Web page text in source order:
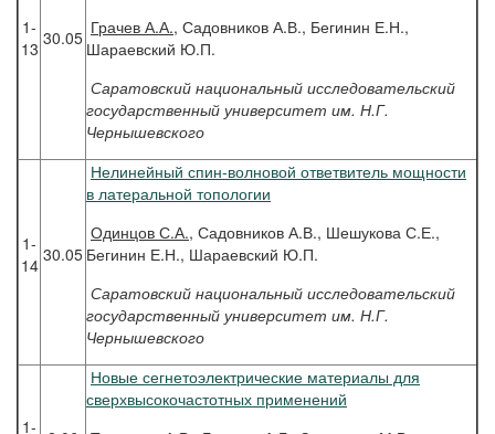
1-
13 30.05 Грачев А.А., Садовников А.В., Бегинин Е.Н.,
Шараевский Ю.П.
Саратовский национальный исследовательский
государственный университет им. Н.Г.
Чернышевского
1-
14 30.05
Нелинейный спин-волновой ответвитель мощности
в латеральной топологии
Одинцов С.А., Садовников А.В., Шешукова С.Е.,
Бегинин Е.Н., Шараевский Ю.П.
Саратовский национальный исследовательский
государственный университет им. Н.Г.
Чернышевского
1-
Новые сегнетоэлектрические материалы для
сверхвысокочастотных применений